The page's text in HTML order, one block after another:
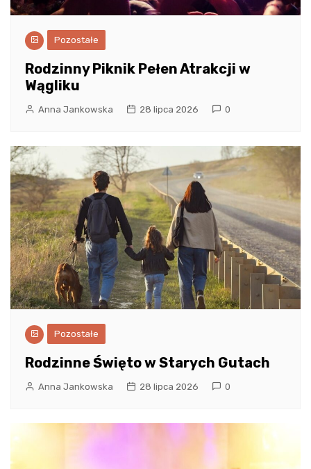
Pozostałe
Rodzinny Piknik Pełen Atrakcji w
Wągliku
Anna Jankowska 28 lipca 2026 0
Pozostałe
Rodzinne Święto w Starych Gutach
Anna Jankowska 28 lipca 2026 0